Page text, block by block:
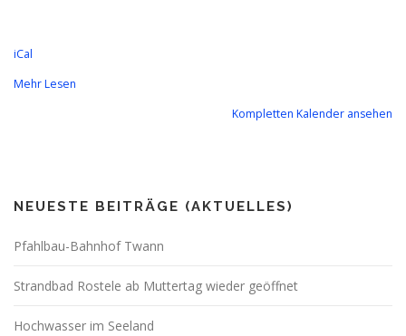
iCal
Mehr Lesen
Kompletten Kalender ansehen
NEUESTE BEITRÄGE (AKTUELLES)
Pfahlbau-Bahnhof Twann
Strandbad Rostele ab Muttertag wieder geöffnet
Hochwasser im Seeland